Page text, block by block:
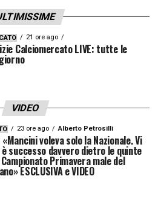
NOSTRE TOP NEWS
21 ore ago
Calciomercato LIVE: tutte le
VIDEO
23 ore ago Alberto Petrosilli
voleva solo la Nazionale. Vi
è successo davvero dietro le quinte
Campionato Primavera male del
ESCLUSIVA e VIDEO